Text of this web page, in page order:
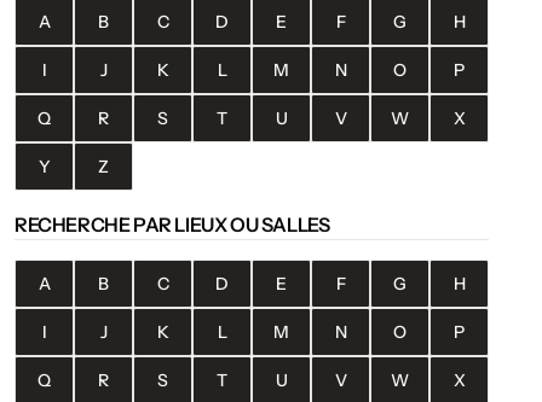
A B C D E F G H
I J K L M N O P
Q R S T U V W X
Y Z
RECHERCHE PAR LIEUX OU SALLES
A B C D E F G H
I J K L M N O P
Q R S T U V W X